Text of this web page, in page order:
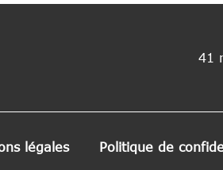
41
légales Politique de